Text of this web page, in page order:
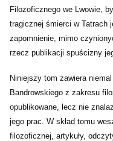
Filozoficznego we Lwowie,
tragicznej śmierci w Tatrach
zapomnienie, mimo
rzecz publikacji spuścizny
Niniejszy tom zawiera
Bandrowskiego z zakresu
opublikowane, lecz nie
jego prac. W skład tomu
filozoficznej, artykuły,